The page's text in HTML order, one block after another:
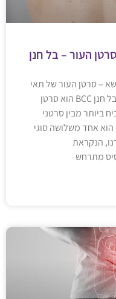
העור – בל חנן
– סרטן העור של תאי
בסיס BCC (Basel Call Carcinoma) בל חנן BCC הוא סרטן
ביותר מבין סרטני
הוא אחד משלושה סוגי
הנקראת
מתרחש